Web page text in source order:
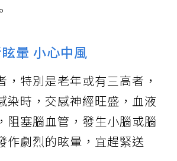
暈 小心中風
，特別是老年或有三高者，
染時，交感神經旺盛，血液
阻塞腦血管，發生小腦或腦
作劇烈的眩暈，宜趕緊送